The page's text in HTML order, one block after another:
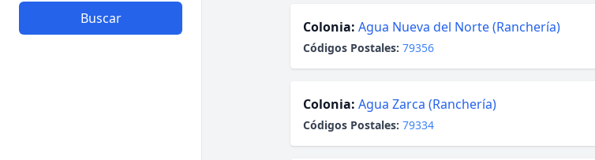
Buscar Colonia: Agua Nueva del Norte (Ranchería)
Códigos Postales: 79356
Colonia: Agua Zarca (Ranchería)
Códigos Postales: 79334